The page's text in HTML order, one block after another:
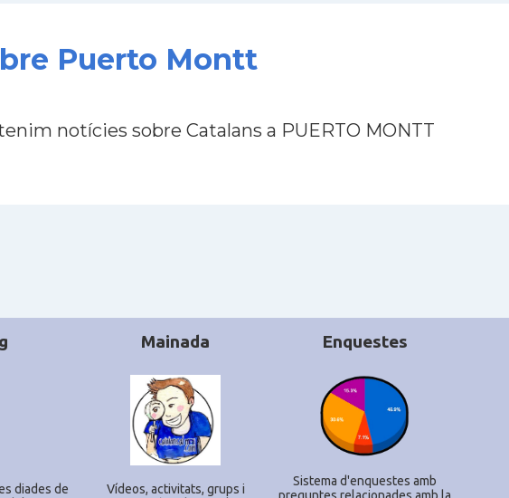
Puerto Montt
notícies sobre Catalans a PUERTO MONTT
diades de
Mainada
Ví­deos, activitats, grups i
Enquestes
Sistema d'enquestes amb